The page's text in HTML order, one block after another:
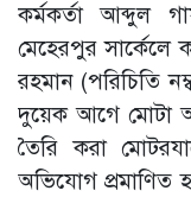
কর্মকর্তা আব্দুল
মেহেরপুর সার্কেলে
রহমান (পরিচিতি
দুয়েক আগে মোটা
তৈরি করা
অভিযোগ প্রমাণিত